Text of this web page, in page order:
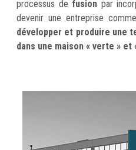
processus de fusion par
devenir une entreprise
développer et produire une
dans une maison « verte »